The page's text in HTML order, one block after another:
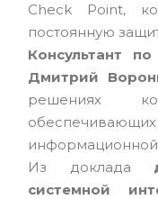
Check Point,
постоянную
Консультант
Дмитрий
решениях
Из доклада
системной